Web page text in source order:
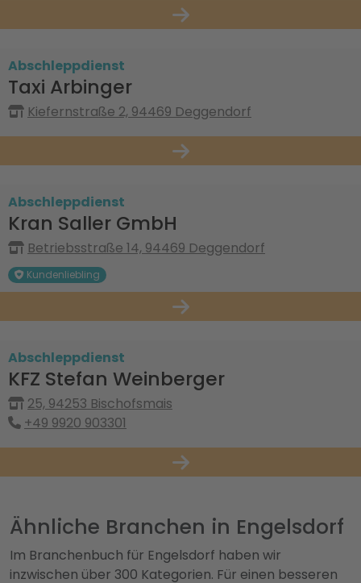
Abschleppdienst
Taxi Arbinger
Kiefernstraße 2, 94469 Deggendorf
Abschleppdienst
Kran Saller GmbH
Betriebsstraße 14, 94469 Deggendorf
Kundenliebling
Abschleppdienst
KFZ Stefan Weinberger
25, 94253 Bischofsmais
+49 9920 903301
Ähnliche Branchen in Engelsdorf
Im Branchenbuch für Engelsdorf haben wir
inzwischen über 300 Kategorien. Für einen besseren